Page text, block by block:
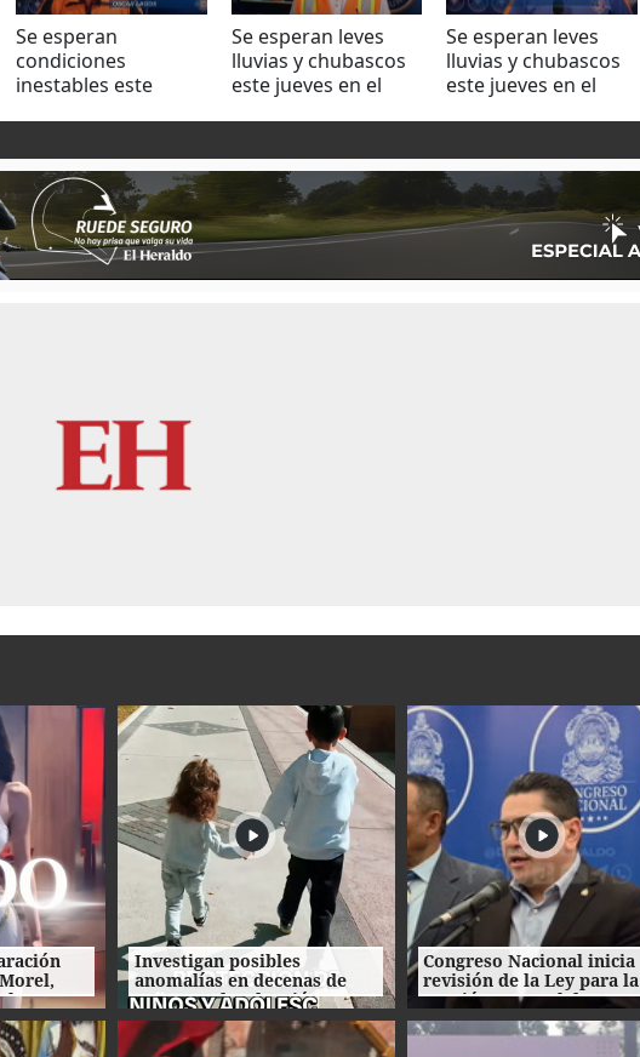
Se esperan
condiciones
inestables este
Se esperan leves
lluvias y chubascos
este jueves en el
Se esperan leves
lluvias y chubascos
este jueves en el
la corona
Investigan posibles
anomalías en decenas de
procesos de adopción en
Honduras
Congreso Nacional inicia
revisión de la Ley para la
Gestión Integral de
Residuos en Honduras